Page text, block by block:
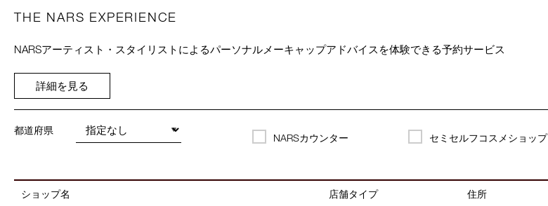
THE NARS EXPERIENCE
NARSアーティスト・スタイリストによるパーソナルメーキャップアドバイスを体験できる予約サービス
詳細を見る
都道府県
NARSカウンター セミセルフコスメショップ
ショップ名 店舗タイプ 住所